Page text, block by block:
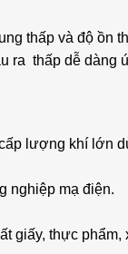
thấp và độ ồn
ra thấp dễ
lượng khí lớn
nghiệp mạ điện.
giấy, thực